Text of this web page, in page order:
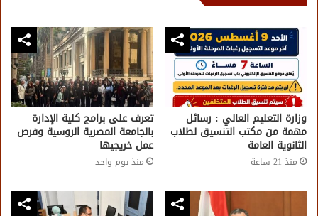
وزارة التعليم العالي : رسائل
مهمة من مكتب التنسيق لطلاب
الثانوية العامة
منذ 21 ساعة
تعرف على برامج كلية الإدارة
بالجامعة المصرية الروسية وفرص
عمل خريجيها
منذ يوم واحد